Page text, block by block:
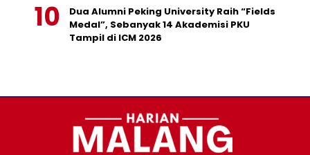
Dua Alumni Peking University Raih “Fields
Medal”, Sebanyak 14 Akademisi PKU
Tampil di ICM 2026